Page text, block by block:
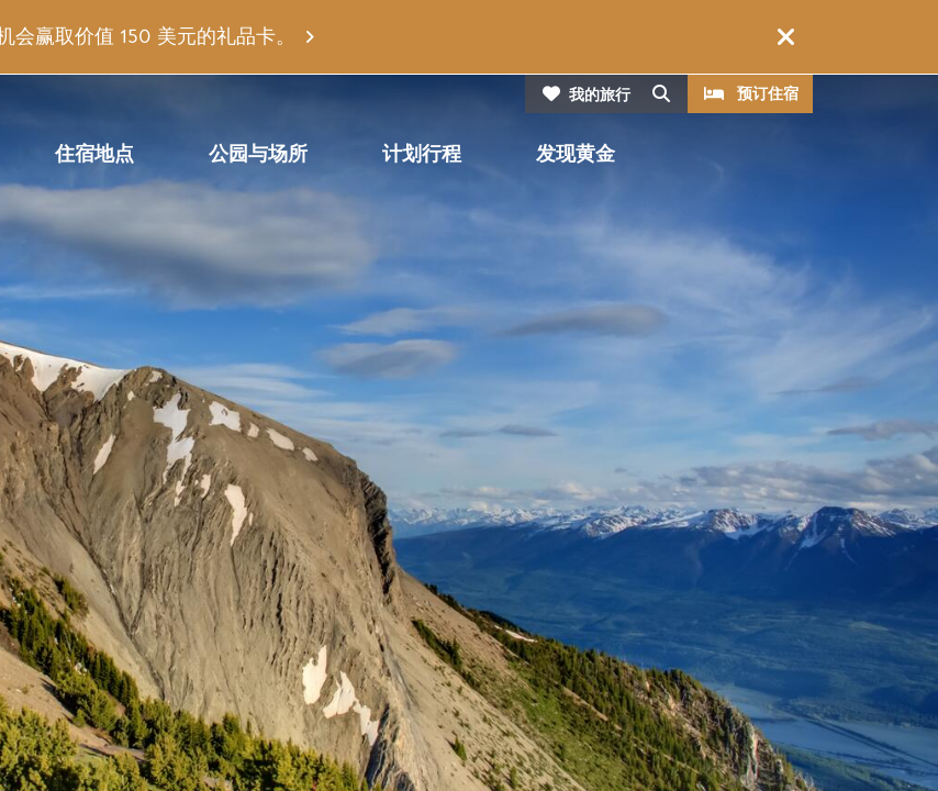
赢取价值 150 美元的礼品卡。
我的旅行 搜索CTA预订住宿
住宿地点 公园与场所 计划行程 发现黄金